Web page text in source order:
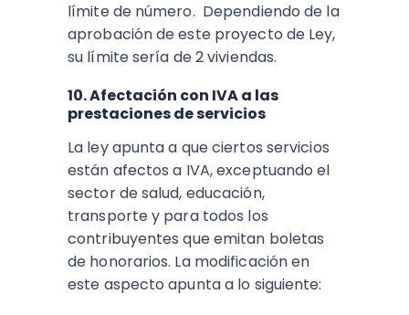
límite de número. Dependiendo de la
aprobación de este proyecto de Ley,
su límite sería de 2 viviendas.
10. Afectación con IVA a las
prestaciones de servicios
La ley apunta a que ciertos servicios
están afectos a IVA, exceptuando el
sector de salud, educación,
transporte y para todos los
contribuyentes que emitan boletas
de honorarios. La modificación en
este aspecto apunta a lo siguiente: